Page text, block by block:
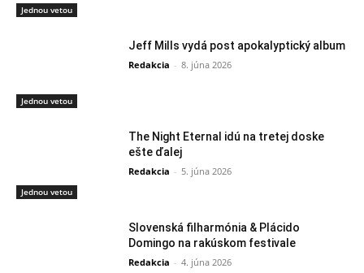
Jednou vetou
Jednou vetou
Jeff Mills vydá post apokalyptický album
Redakcia - 8. júna 2026
Jednou vetou
The Night Eternal idú na tretej doske
ešte ďalej
Redakcia - 5. júna 2026
Slovenská filharmónia & Plácido
Domingo na rakúskom festivale
Redakcia - 4. júna 2026